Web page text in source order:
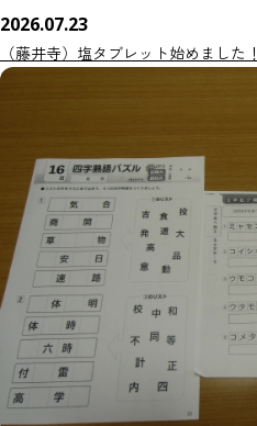
2026.07.23
（藤井寺）塩タブレット始めました！